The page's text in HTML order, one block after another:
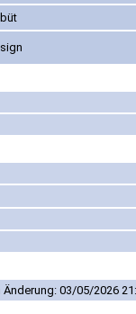
03/05/2026